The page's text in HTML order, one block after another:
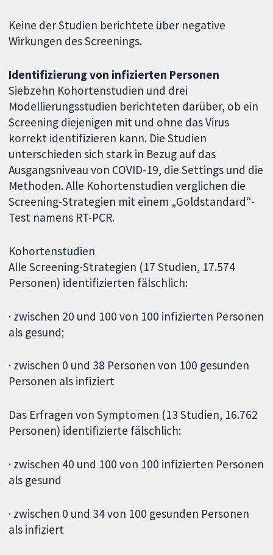
Keine der Studien berichtete über negative
Wirkungen des Screenings.
Identifizierung von infizierten Personen
Siebzehn Kohortenstudien und drei
Modellierungsstudien berichteten darüber, ob ein
Screening diejenigen mit und ohne das Virus
korrekt identifizieren kann. Die Studien
unterschieden sich stark in Bezug auf das
Ausgangsniveau von COVID-19, die Settings und die
Methoden. Alle Kohortenstudien verglichen die
Screening-Strategien mit einem „Goldstandard“-
Test namens RT-PCR.
Kohortenstudien
Alle Screening-Strategien (17 Studien, 17.574
Personen) identifizierten fälschlich:
· zwischen 20 und 100 von 100 infizierten Personen
als gesund;
· zwischen 0 und 38 Personen von 100 gesunden
Personen als infiziert
Das Erfragen von Symptomen (13 Studien, 16.762
Personen) identifizierte fälschlich:
· zwischen 40 und 100 von 100 infizierten Personen
als gesund
· zwischen 0 und 34 von 100 gesunden Personen
als infiziert